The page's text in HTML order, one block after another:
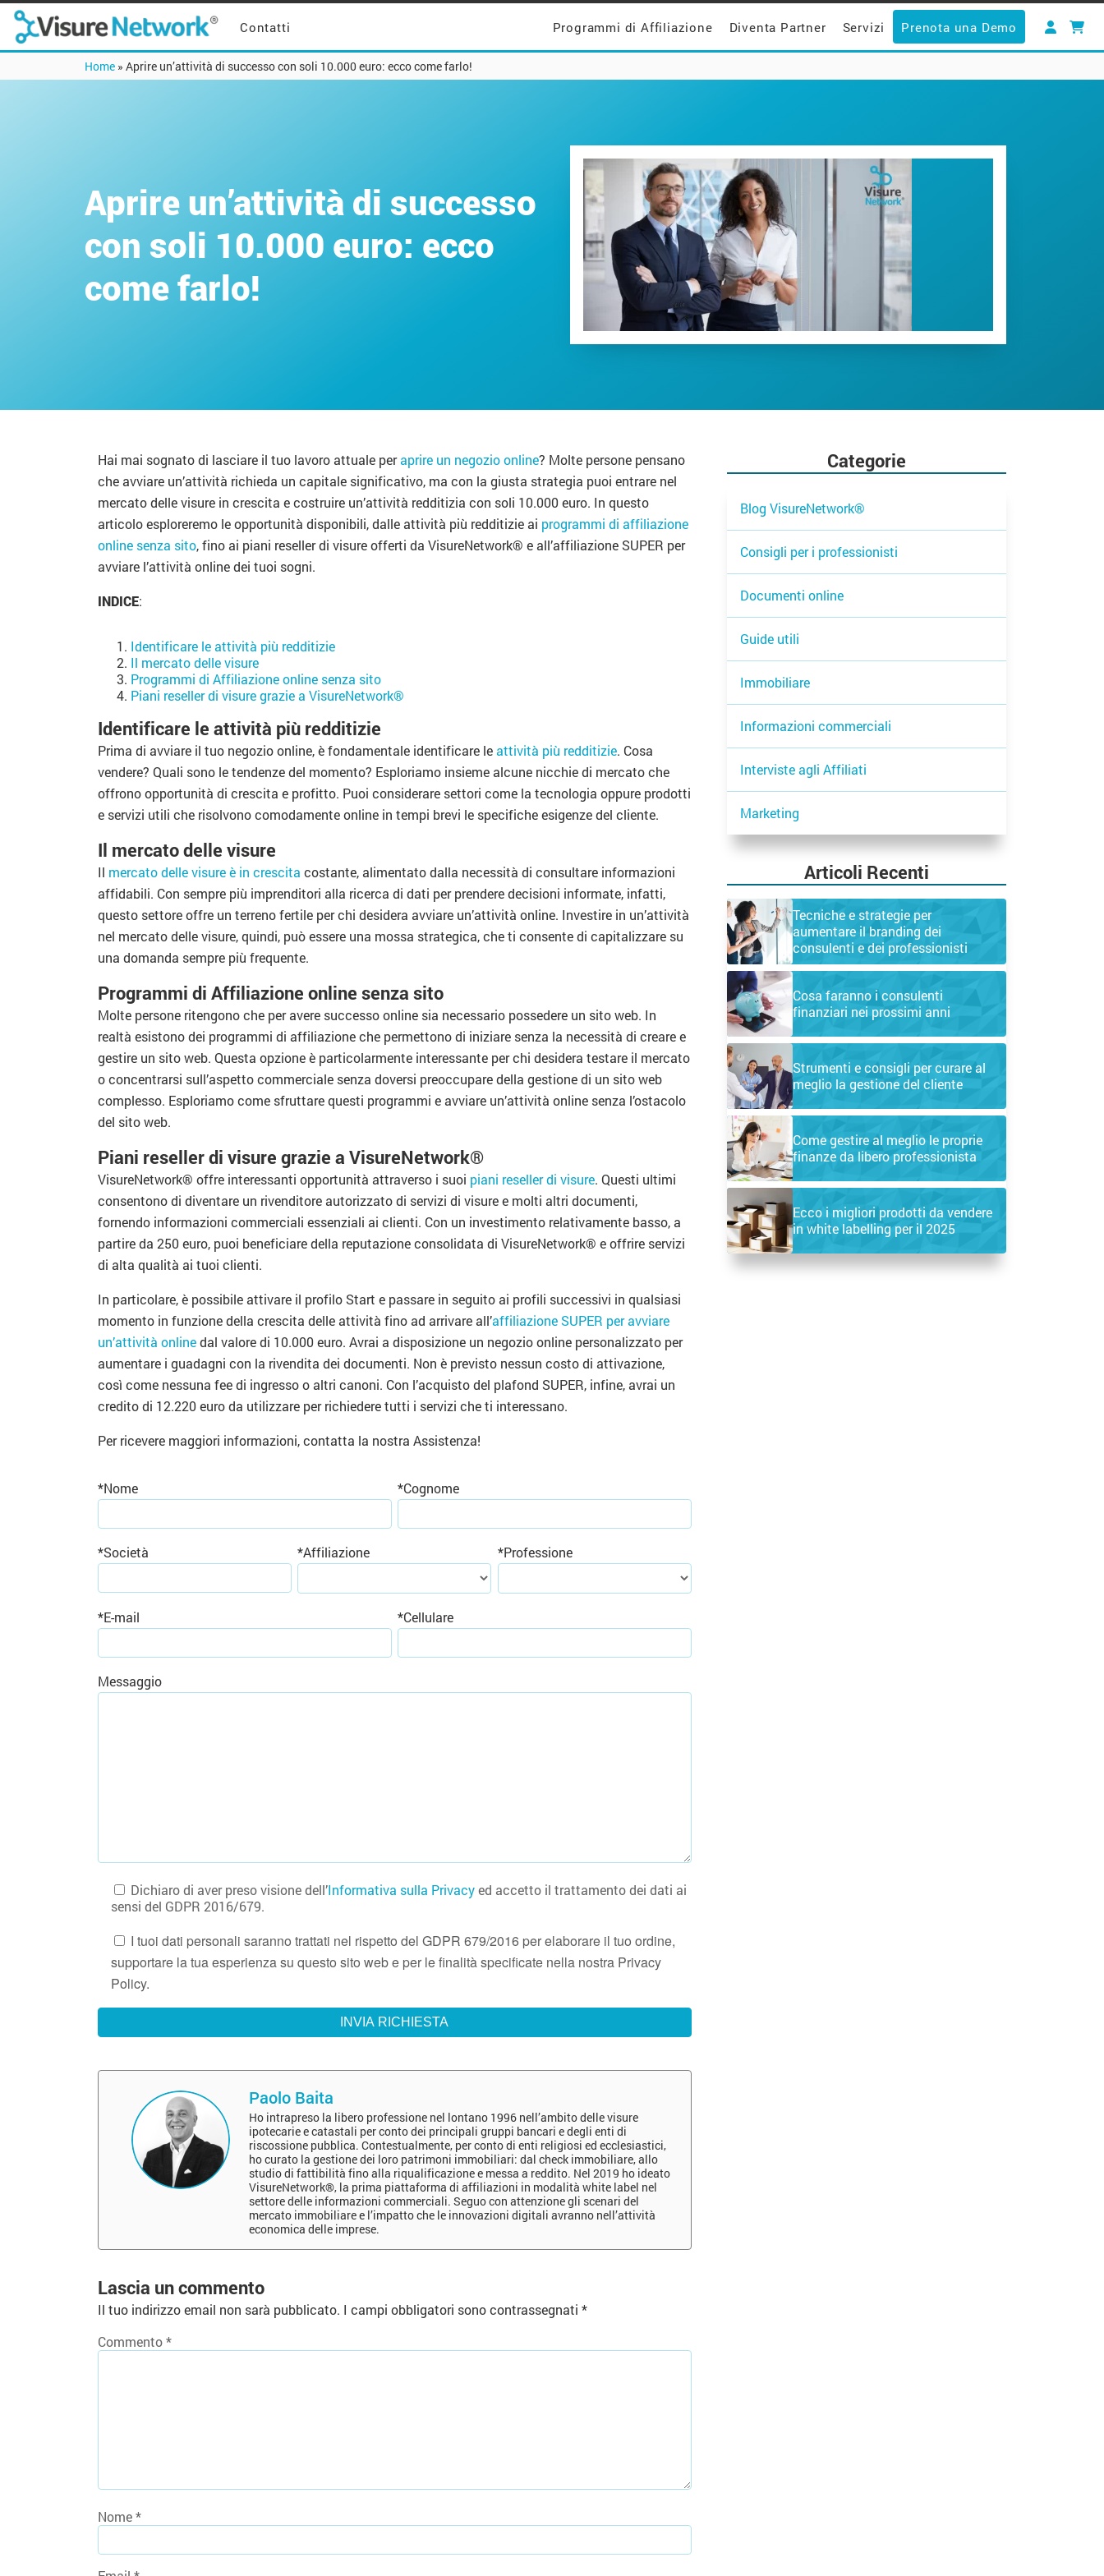
Contatti Programmi di Affiliazione Diventa Partner Servizi Prenota una Demo
Home » Aprire un’attività di successo con soli 10.000 euro: ecco come farlo!
Aprire un’attività di successo
con soli 10.000 euro: ecco
come farlo!
Hai mai sognato di lasciare il tuo lavoro attuale peraprire un negozio online? Molte persone pensano
che avviare un’attività richieda un capitale significativo, ma con la giusta strategia puoi entrare nel
mercato delle visure in crescita e costruire un’attività redditizia con soli 10.000 euro. In questo
articolo esploreremo le opportunità disponibili, dalle attività più redditizie ai programmi di affiliazione
online senza sito, fino ai piani reseller di visure offerti da VisureNetwork® e all’affiliazione SUPER per
avviare l’attività online dei tuoi sogni.
INDICE:
Identificare le attività più redditizie
Il mercato delle visure
Programmi di Affiliazione online senza sito
Piani reseller di visure grazie a VisureNetwork®
Identificare le attività più redditizie
Prima di avviare il tuo negozio online, è fondamentale identificare leattività più redditizie. Cosa
vendere? Quali sono le tendenze del momento? Esploriamo insieme alcune nicchie di mercato che
offrono opportunità di crescita e profitto. Puoi considerare settori come la tecnologia oppure prodotti
e servizi utili che risolvono comodamente online in tempi brevi le specifiche esigenze del cliente.
Il mercato delle visure
Il mercato delle visure è in crescita costante, alimentato dalla necessità di consultare informazioni
affidabili. Con sempre più imprenditori alla ricerca di dati per prendere decisioni informate, infatti,
questo settore offre un terreno fertile per chi desidera avviare un’attività online. Investire in un’attività
nel mercato delle visure, quindi, può essere una mossa strategica, che ti consente di capitalizzare su
una domanda sempre più frequente.
Programmi di Affiliazione online senza sito
Molte persone ritengono che per avere successo online sia necessario possedere un sito web. In
realtà esistono dei programmi di affiliazione che permettono di iniziare senza la necessità di creare e
gestire un sito web. Questa opzione è particolarmente interessante per chi desidera testare il mercato
o concentrarsi sull’aspetto commerciale senza doversi preoccupare della gestione di un sito web
complesso. Esploriamo come sfruttare questi programmi e avviare un’attività online senza l’ostacolo
del sito web.
Piani reseller di visure grazie a VisureNetwork®
VisureNetwork® offre interessanti opportunità attraverso i suoi piani reseller di visure. Questi ultimi
consentono di diventare un rivenditore autorizzato di servizi di visure e molti altri documenti,
fornendo informazioni commerciali essenziali ai clienti. Con un investimento relativamente basso, a
partire da 250 euro, puoi beneficiare della reputazione consolidata di VisureNetwork® e offrire servizi
di alta qualità ai tuoi clienti.
In particolare, è possibile attivare il profilo Start e passare in seguito ai profili successivi in qualsiasi
momento in funzione della crescita delle attività fino ad arrivare all’affiliazione SUPER per avviare
un’attività onlinedal valore di 10.000 euro. Avrai a disposizione un negozio online personalizzato per
aumentare i guadagni con la rivendita dei documenti. Non è previsto nessun costo di attivazione,
così come nessuna fee di ingresso o altri canoni. Con l’acquisto del plafond SUPER, infine, avrai un
credito di 12.220 euro da utilizzare per richiedere tutti i servizi che ti interessano.
Per ricevere maggiori informazioni, contatta la nostra Assistenza!
*Nome *Cognome
*Società *Affiliazione *Professione
*E-mail *Cellulare
Messaggio
Dichiaro di aver preso visione dell’Informativa sulla Privacyed accetto il trattamento dei dati ai
sensi del GDPR 2016/679.
I tuoi dati personali saranno trattati nel rispetto del GDPR 679/2016 per elaborare il tuo ordine,
supportare la tua esperienza su questo sito web e per le finalità specificate nella nostra Privacy
Policy.
Paolo Baita
Ho intrapreso la libero professione nel lontano 1996 nell’ambito delle visure
ipotecarie e catastali per conto dei principali gruppi bancari e degli enti di
riscossione pubblica. Contestualmente, per conto di enti religiosi ed ecclesiastici,
ho curato la gestione dei loro patrimoni immobiliari: dal check immobiliare, allo
studio di fattibilità fino alla riqualificazione e messa a reddito. Nel 2019 ho ideato
VisureNetwork®, la prima piattaforma di affiliazioni in modalità white label nel
settore delle informazioni commerciali. Seguo con attenzione gli scenari del
mercato immobiliare e l’impatto che le innovazioni digitali avranno nell’attività
economica delle imprese.
Lascia un commento
Il tuo indirizzo email non sarà pubblicato. I campi obbligatori sono contrassegnati *
Commento*
Nome*
Categorie
Blog VisureNetwork®
Consigli per i professionisti
Documenti online
Guide utili
Immobiliare
Informazioni commerciali
Interviste agli Affiliati
Marketing
Articoli Recenti
Tecniche e strategie per
aumentare il branding dei
consulenti e dei professionisti
Cosa faranno i consulenti
finanziari nei prossimi anni
Strumenti e consigli per curare al
meglio la gestione del cliente
Come gestire al meglio le proprie
finanze da libero professionista
Ecco i migliori prodotti da vendere
in white labelling per il 2025